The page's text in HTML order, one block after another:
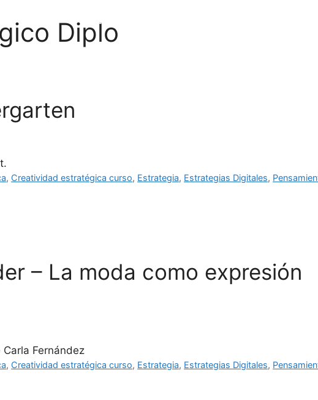
La Academia
Diplo
, Creatividad estratégica curso, Estrategia, Estrategias Digitales,
– La moda como expresión
Fernández
, Creatividad estratégica curso, Estrategia, Estrategias Digitales,